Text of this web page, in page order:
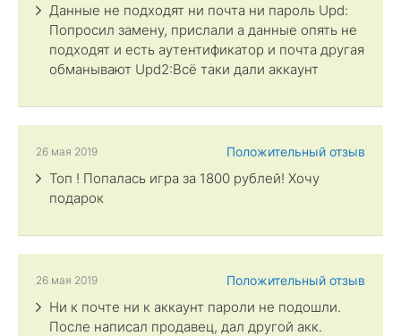
Данные не подходят ни почта ни пароль Upd:
Попросил замену, прислали а данные опять не
подходят и есть аутентификатор и почта другая
обманывают Upd2:Всё таки дали аккаунт
Положительный отзыв
26 мая 2019
Топ ! Попалась игра за 1800 рублей! Хочу
подарок
Положительный отзыв
26 мая 2019
Ни к почте ни к аккаунт пароли не подошли.
После написал продавец, дал другой акк.